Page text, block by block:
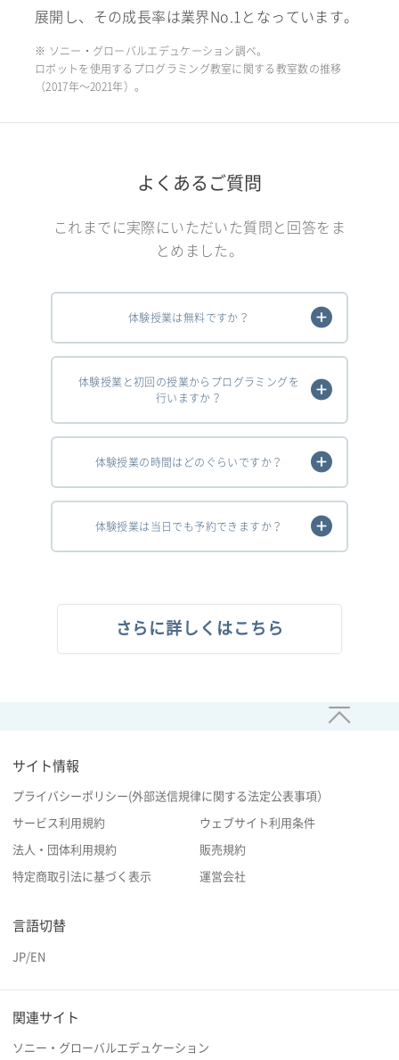
展開し、その成長率は業界No.1となっています。
※ ソニー・グローバルエデュケーション調べ。
ロボットを使用するプログラミング教室に関する教室数の推移
（2017年〜2021年）。
よくあるご質問
これまでに実際にいただいた質問と回答をま
とめました。
体験授業は無料ですか？
体験授業と初回の授業からプログラミングを
行いますか？
体験授業の時間はどのぐらいですか？
体験授業は当日でも予約できますか？
さらに詳しくはこちら
サイト情報
プライバシーポリシー(外部送信規律に関する法定公表事項）
サービス利用規約 ウェブサイト利用条件
法人・団体利用規約 販売規約
特定商取引法に基づく表示 運営会社
言語切替
JP/EN
関連サイト
ソニー・グローバルエデュケーション